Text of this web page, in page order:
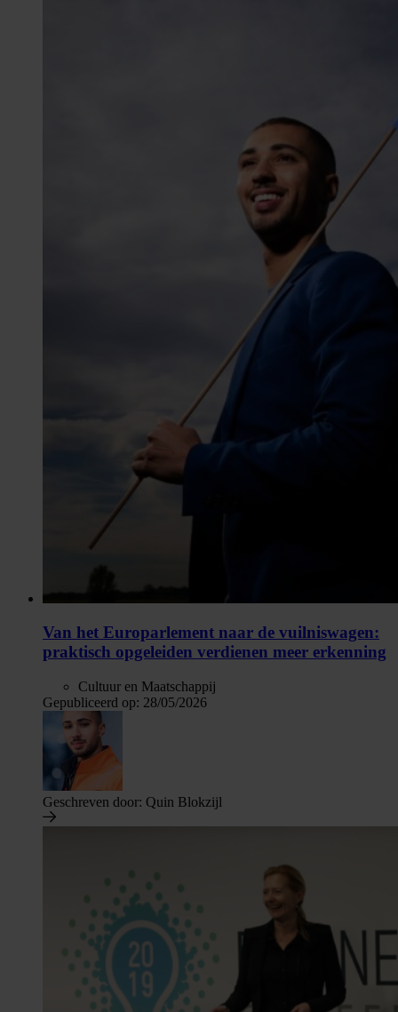
Van het Europarlement naar de vuilniswagen:
praktisch opgeleiden verdienen meer erkenning
Cultuur en Maatschappij
Gepubliceerd op: 28/05/2026
Geschreven door: Quin Blokzijl